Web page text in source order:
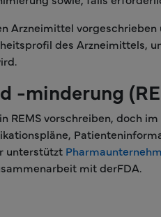
Arzneimittel
des Arzneimittels,
-minderung
REMS vorschreiben, doch
unterstützt
mit derFDA.